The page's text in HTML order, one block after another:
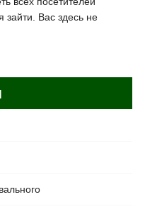
зайти. Вас здесь не